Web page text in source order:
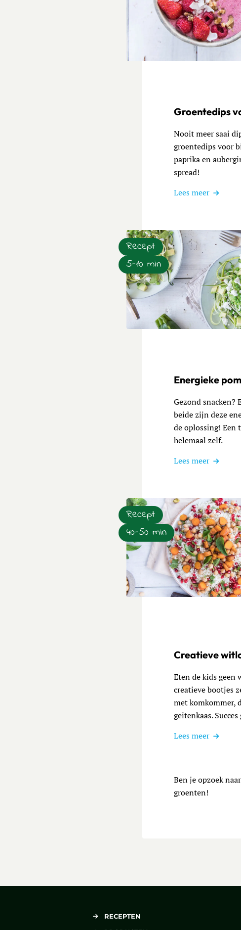
Groentedips
Nooit meer saai
groentedips voor
paprika en
spread!
Lees meer
Recept
5-10 min
Energieke
Gezond snacken?
beide zijn deze
de oplossing! Een
helemaal zelf.
Lees meer
Recept
40-50 min
Creatieve
Eten de kids geen
creatieve bootjes
met komkommer,
geitenkaas.
Lees meer
Ben je opzoek
groenten!
RECEPTEN